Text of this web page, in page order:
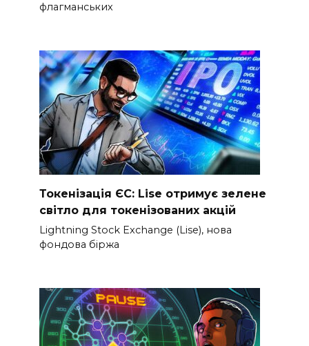
флагманських
Токенізація ЄС: Lise отримує зелене
світло для токенізованих акцій
Lightning Stock Exchange (Lise), нова
фондова біржа